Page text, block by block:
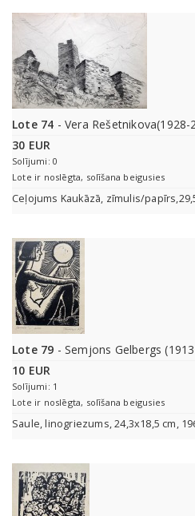
Lote 74 - Vera Rešetnikova(1928-
30 EUR
Solījumi: 0
Lote ir noslēgta, solīšana beigusies
Ceļojums Kaukāzā, zīmulis/
Lote 79 - Semjons Gelbergs
10 EUR
Solījumi: 1
Lote ir noslēgta, solīšana beigusies
Saule, linogriezums, 24,3x18,5 cm,